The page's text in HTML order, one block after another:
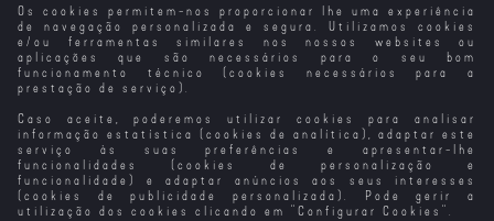
Os cookies permitem-nos proporcionar lhe uma experiência
de navegação personalizada e segura. Utilizamos cookies
e/ou ferramentas similares nos nossos websites ou
aplicações que são necessários para o seu bom
funcionamento técnico (cookies necessários para a
prestação de serviço).
Caso aceite, poderemos utilizar cookies para analisar
informação estatística (cookies de analítica), adaptar este
serviço às suas preferências e apresentar-lhe
funcionalidades (cookies de personalização e
funcionalidade) e adaptar anúncios aos seus interesses
(cookies de publicidade personalizada). Pode gerir a
utilização dos cookies clicando em " Configurar Cookies ".